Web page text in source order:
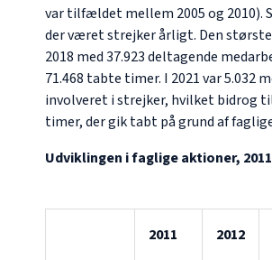
var tilfældet mellem 2005 og 2010).
der været strejker årligt. Den
2018 med 37.923 deltagende
71.468 tabte timer. I 2021 var 5.032
involveret i strejker, hvilket bidrog til
timer, der gik tabt på grund af
Udviklingen i faglige aktioner,
2011 2012